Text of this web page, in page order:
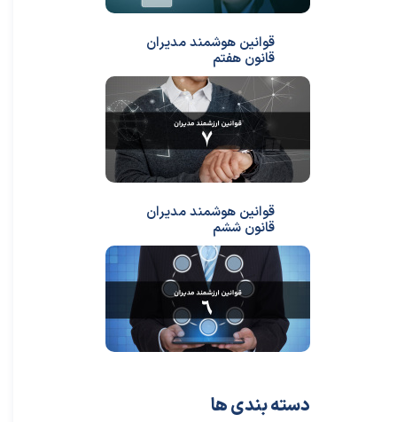
دسته بندی ها
قوانین هوشمند مدیران
قانون هفتم
قوانین هوشمند مدیران
قانون ششم